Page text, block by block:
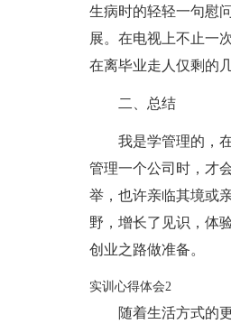
生病时的轻轻一句慰
展。在电视上不止一
在离毕业走人仅剩的
二、总结
我是学管理的，
管理一个公司时，才
举，也许亲临其境或
野，增长了见识，体
创业之路做准备。
实训心得体会2
随着生活方式的